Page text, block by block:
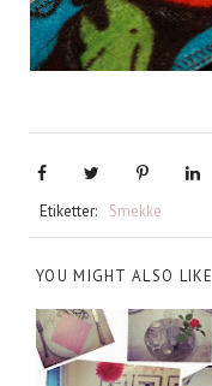
Etiketter: Smekke
YOU MIGHT ALSO LIKE